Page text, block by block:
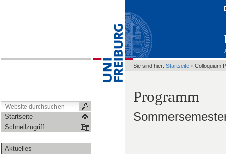
Startseite
Schnellzugriff
Aktuelles
Sie sind hier: Startseite › Colloquium
Programm